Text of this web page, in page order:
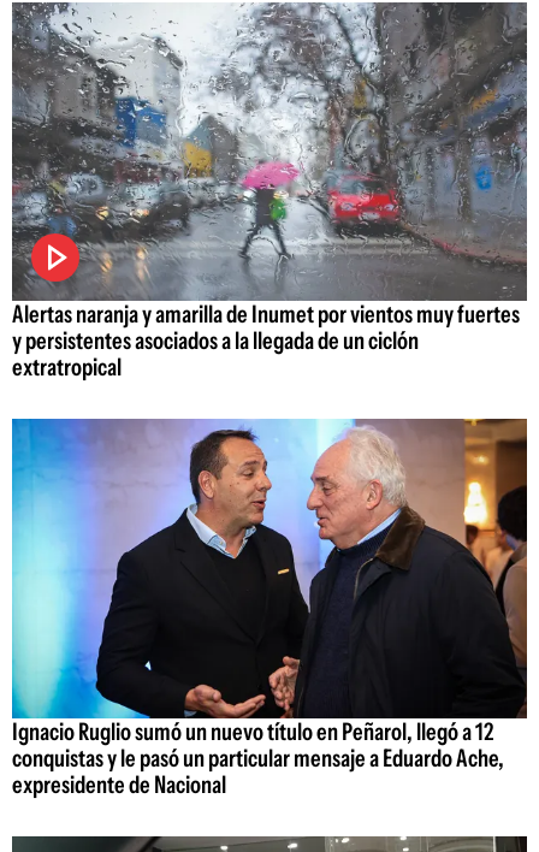
Alertas naranja y amarilla de Inumet por vientos muy fuertes
y persistentes asociados a la llegada de un ciclón
extratropical
Ignacio Ruglio sumó un nuevo título en Peñarol, llegó a 12
conquistas y le pasó un particular mensaje a Eduardo Ache,
expresidente de Nacional